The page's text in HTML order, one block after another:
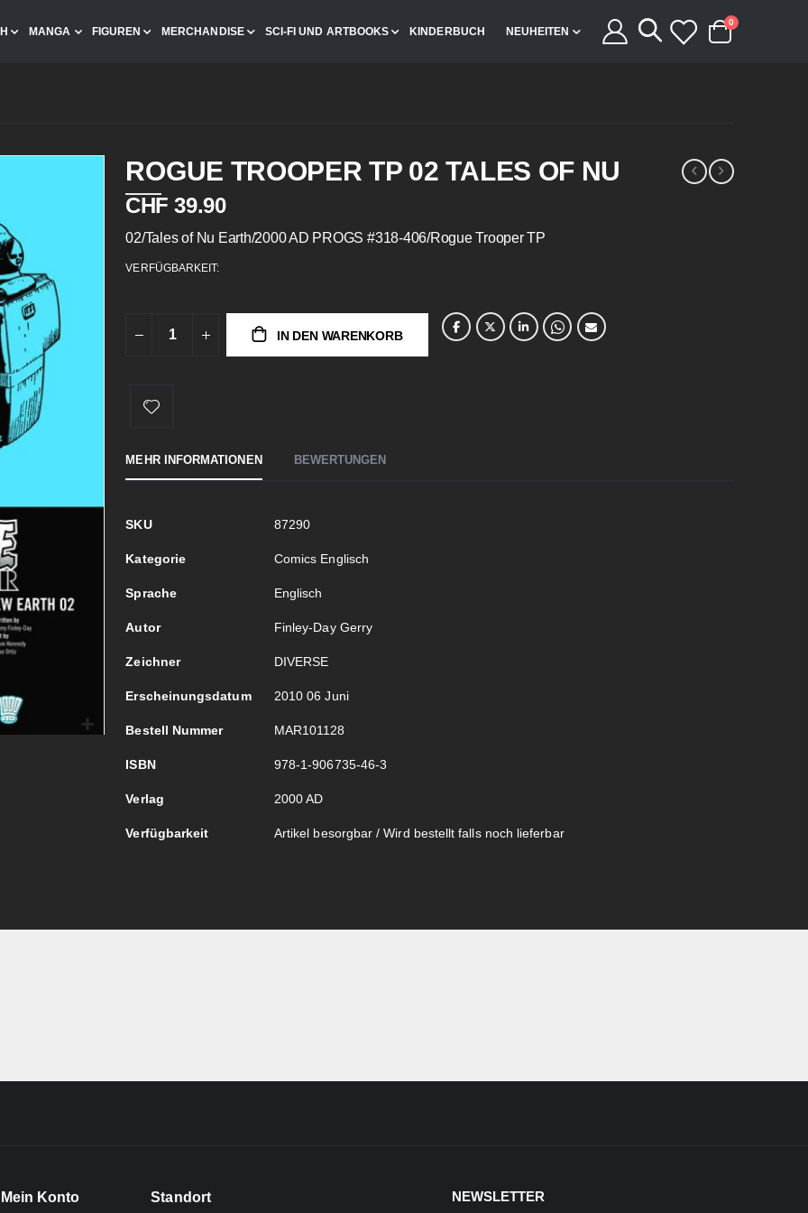
MANGA FIGUREN MERCHANDISE SCI-FI UND ARTBOOKS KINDERBUCH NEUHEITEN
Cart
0 Artikel
ROGUE TROOPER TP 02 TALES OF NU
CHF 39.90
02/Tales of Nu Earth/2000 AD PROGS #318-406/Rogue Trooper TP
VERFÜGBARKEIT:
IN DEN WARENKORB
MEHR INFORMATIONEN
Mehr
SKU 87290
Kategorie Comics Englisch
Sprache Englisch
Autor Finley-Day Gerry
Zeichner DIVERSE
Erscheinungsdatum 2010 06 Juni
Bestell Nummer MAR101128
ISBN 978-1-906735-46-3
Verlag 2000 AD
Verfügbarkeit Artikel besorgbar / Wird bestellt falls noch lieferbar
BEWERTUNGEN
Mein Konto Standort NEWSLETTER